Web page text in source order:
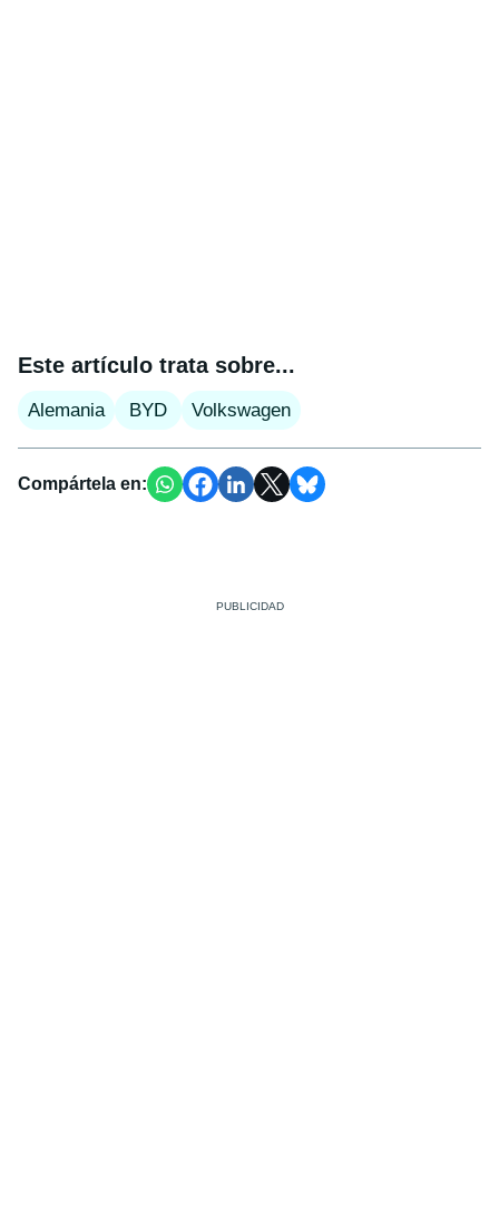
Este artículo trata sobre...
Alemania BYD Volkswagen
Compártela en: